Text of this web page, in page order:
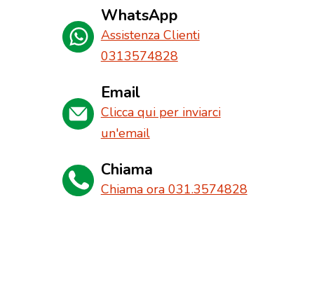
WhatsApp
Assistenza Clienti
0313574828
Email
Clicca qui per inviarci
un'email
Chiama
Chiama ora 031.3574828